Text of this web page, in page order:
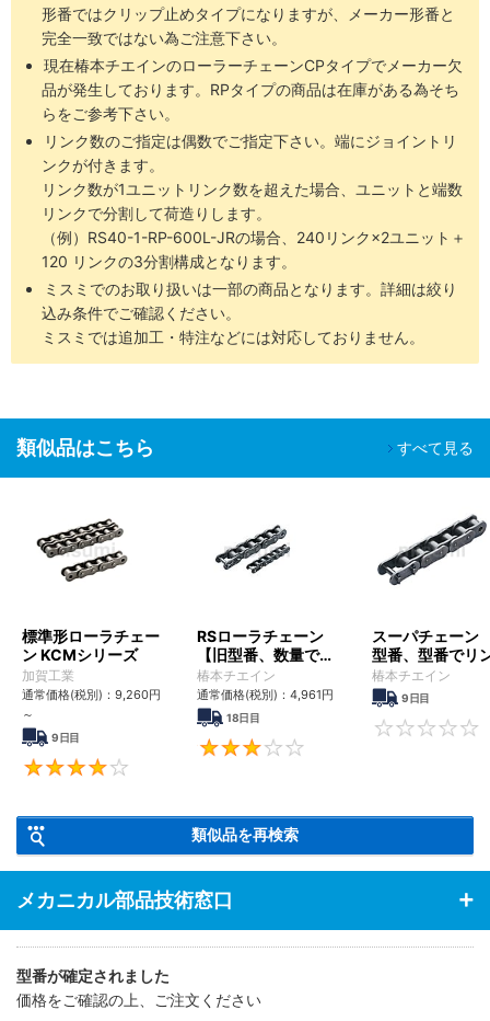
形番ではクリップ止めタイプになりますが、メーカー形番と
完全一致ではない為ご注意下さい。
現在椿本チエインのローラーチェーンCPタイプでメーカー欠
品が発生しております。RPタイプの商品は在庫がある為そち
らをご参考下さい。
リンク数のご指定は偶数でご指定下さい。端にジョイントリ
ンクが付きます。
リンク数が1ユニットリンク数を超えた場合、ユニットと端数
リンクで分割して荷造りします。
（例）RS40-1-RP-600L-JRの場合、240リンク×2ユニット＋
120 リンクの3分割構成となります。
ミスミでのお取り扱いは一部の商品となります。詳細は絞り
込み条件でご確認ください。
ミスミでは追加工・特注などには対応しておりません。
類似品はこちら すべて見る
標準形ローラチェー
ン KCMシリーズ
加賀工業
通常価格(税別)： 9,260円
～
9日目
RSローラチェーン
【旧型番、数量でリ
ンク数指定】
椿本チエイン
通常価格(税別)： 4,961円
18日目
スーパチェーン
型番、型番でリ
数指定】
椿本チエイン
9日目
類似品を再検索
メカニカル部品技術窓口
型番が確定されました
価格をご確認の上、ご注文ください